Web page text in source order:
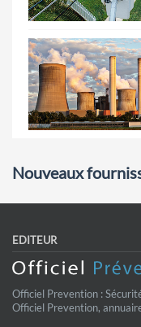
Nouveaux
EDITEUR
Officiel Prevention :
Officiel Prevention,